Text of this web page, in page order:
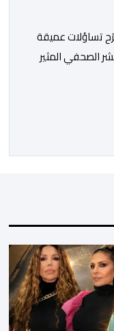
تساؤلات عميقة
الصحفي المثير
التحريري